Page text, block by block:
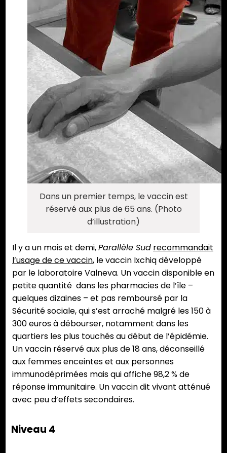
Dans un premier temps, le vaccin est
réservé aux plus de 65 ans. (Photo
d’illustration)
Il y a un mois et demi,Parallèle Sud recommandait
l’usage de ce vaccin, le vaccin Ixchiq développé
par le laboratoire Valneva. Un vaccin disponible en
petite quantité dans les pharmacies de l’île –
quelques dizaines – et pas remboursé par la
Sécurité sociale, qui s’est arraché malgré les 150 à
300 euros à débourser, notamment dans les
quartiers les plus touchés au début de l’épidémie.
Un vaccin réservé aux plus de 18 ans, déconseillé
aux femmes enceintes et aux personnes
immunodéprimées mais qui affiche 98,2 % de
réponse immunitaire. Un vaccin dit vivant atténué
avec peu d’effets secondaires.
Niveau 4